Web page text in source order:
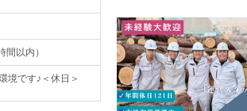
以内）
です♪＜休日＞